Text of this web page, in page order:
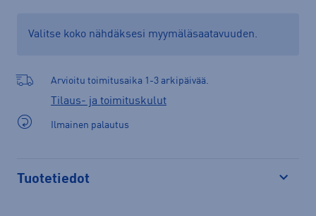
Valitse koko nähdäksesi myymäläsaatavuuden.
Arvioitu toimitusaika 1-3 arkipäivää.
Tilaus- ja toimituskulut
Ilmainen palautus
Tuotetiedot